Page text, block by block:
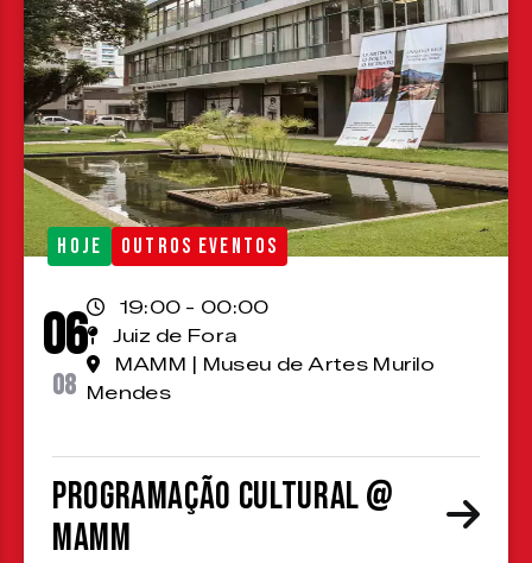
HOJE OUTROS EVENTOS
06
08
19:00 - 00:00
Juiz de Fora
MAMM | Museu de Artes Murilo
Mendes
Programação cultural @
MAMM